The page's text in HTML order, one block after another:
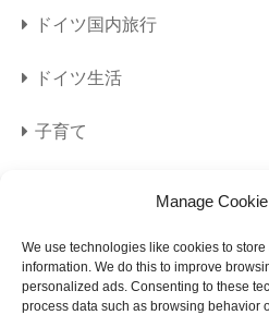
Manage
We use technologies like cookies to
information. We do this to improve
personalized ads. Consenting to these
process data such as browsing behavior
ドイツ国内旅行
ドイツ生活
子育て
海外旅行
美容